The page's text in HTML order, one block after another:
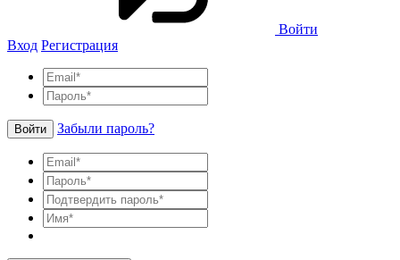
Войти
Вход Регистрация
Войти Забыли пароль?